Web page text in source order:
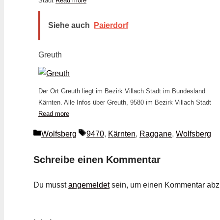
Siehe auch Paierdorf
Greuth
Der Ort Greuth liegt im Bezirk Villach Stadt im Bundesland
Kärnten. Alle Infos über Greuth, 9580 im Bezirk Villach Stadt
Read more
Kategorien
Wolfsberg Schlagwörter
9470, Kärnten, Raggane, Wolfsberg
Schreibe einen Kommentar
Du musstangemeldetsein, um einen Kommentar